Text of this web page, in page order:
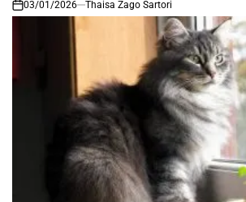
on
03/01/2026 Thaisa Zago Sartori